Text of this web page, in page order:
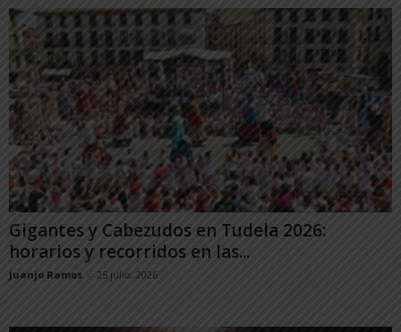
Gigantes y Cabezudos en Tudela 2026:
horarios y recorridos en las...
Juanjo Ramos - 25 julio, 2026